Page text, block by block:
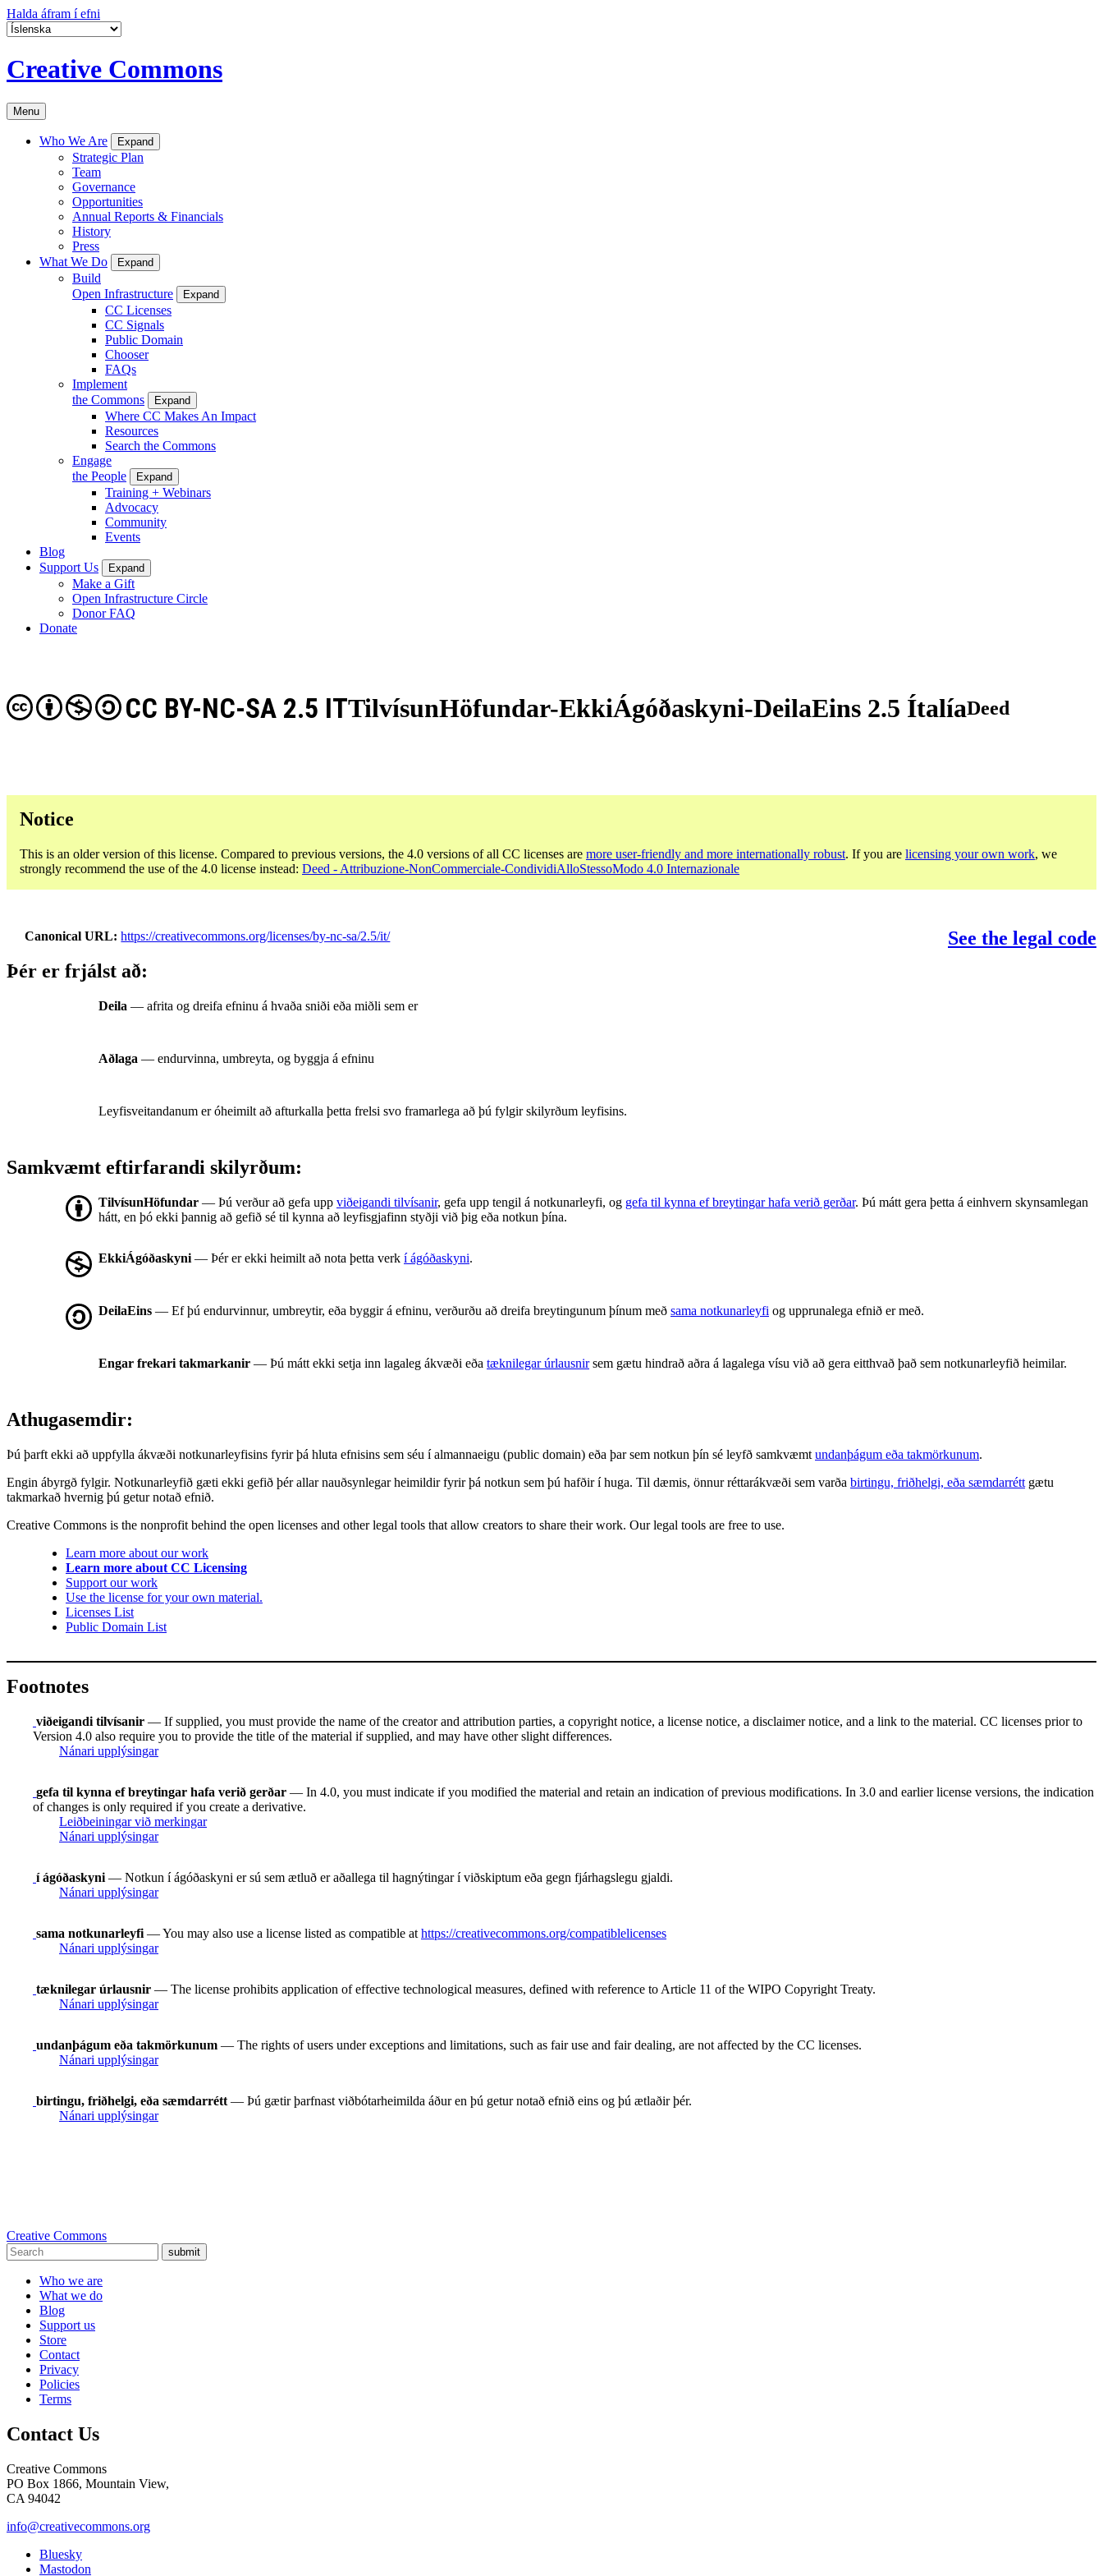
Halda áfram í efni
Creative Commons
Menu
Who We Are Expand
Strategic Plan
Team
Governance
Opportunities
Annual Reports & Financials
History
Press
What We Do
Expand
Build
Open Infrastructure
Expand
CC Licenses
CC Signals
Public Domain
Chooser
FAQs
Implement
the Commons
Expand
Where CC Makes An Impact
Resources
Search the Commons
Engage
the People
Expand
Training + Webinars
Advocacy
Community
Events
Blog
Support Us
Expand
Make a Gift
Open Infrastructure Circle
Donor FAQ
Donate
TilvísunHöfundar-EkkiÁgóðaskyni-DeilaEins 2.5 Ítalía
CC BY-NC-SA 2.5 IT Deed
Notice
This is an older version of this license. Compared to previous versions, the 4.0 versions of all CC licenses are more user-friendly and more internationally robust. If you are licensing your own work, we
strongly recommend the use of the 4.0 license instead: Deed - Attribuzione-NonCommerciale-CondividiAlloStessoModo 4.0 Internazionale
Canonical URL https://creativecommons.org/licenses/by-nc-sa/2.5/it/
See the legal code
Þér er frjálst að:
Deila — afrita og dreifa efninu á hvaða sniði eða miðli sem er
Aðlaga — endurvinna, umbreyta, og byggja á efninu
Leyfisveitandanum er óheimilt að afturkalla þetta frelsi svo framarlega að þú fylgir skilyrðum leyfisins.
Samkvæmt eftirfarandi skilyrðum:
TilvísunHöfundar — Þú verður að gefa upp viðeigandi tilvísanir, gefa upp tengil á notkunarleyfi, og gefa til kynna ef breytingar hafa verið gerðar. Þú mátt gera þetta á einhvern skynsamlegan
hátt, en þó ekki þannig að gefið sé til kynna að leyfisgjafinn styðji við þig eða notkun þína.
EkkiÁgóðaskyni — Þér er ekki heimilt að nota þetta verk í ágóðaskyni.
DeilaEins — Ef þú endurvinnur, umbreytir, eða byggir á efninu, verðurðu að dreifa breytingunum þínum með sama notkunarleyfi og upprunalega efnið er með.
Engar frekari takmarkanir — Þú mátt ekki setja inn lagaleg ákvæði eða tæknilegar úrlausnirsem gætu hindrað aðra á lagalega vísu við að gera eitthvað það sem notkunarleyfið heimilar.
Athugasemdir:
Þú þarft ekki að uppfylla ákvæði notkunarleyfisins fyrir þá hluta efnisins sem séu í almannaeigu (public domain) eða þar sem notkun þín sé leyfð samkvæmt undanþágum eða takmörkunum.
Engin ábyrgð fylgir. Notkunarleyfið gæti ekki gefið þér allar nauðsynlegar heimildir fyrir þá notkun sem þú hafðir í huga. Til dæmis, önnur réttarákvæði sem varða birtingu, friðhelgi, eða sæmdarrétt gætu
takmarkað hvernig þú getur notað efnið.
Creative Commons is the nonprofit behind the open licenses and other legal tools that allow creators to share their work. Our legal tools are free to use.
Learn more about our work
Learn more about CC Licensing
Support our work
Use the license for your own material.
Licenses List
Public Domain List
Footnotes
viðeigandi tilvísanir — If supplied, you must provide the name of the creator and attribution parties, a copyright notice, a license notice, a disclaimer notice, and a link to the material. CC licenses prior to
Version 4.0 also require you to provide the title of the material if supplied, and may have other slight differences.
Nánari upplýsingar
gefa til kynna ef breytingar hafa verið gerðar — In 4.0, you must indicate if you modified the material and retain an indication of previous modifications. In 3.0 and earlier license versions, the indication
of changes is only required if you create a derivative.
Leiðbeiningar við merkingar
Nánari upplýsingar
í ágóðaskyni — Notkun í ágóðaskyni er sú sem ætluð er aðallega til hagnýtingar í viðskiptum eða gegn fjárhagslegu gjaldi.
Nánari upplýsingar
sama notkunarleyfi — You may also use a license listed as compatible at https://creativecommons.org/compatiblelicenses
Nánari upplýsingar
tæknilegar úrlausnir — The license prohibits application of effective technological measures, defined with reference to Article 11 of the WIPO Copyright Treaty.
Nánari upplýsingar
undanþágum eða takmörkunum — The rights of users under exceptions and limitations, such as fair use and fair dealing, are not affected by the CC licenses.
Nánari upplýsingar
birtingu, friðhelgi, eða sæmdarrétt — Þú gætir þarfnast viðbótarheimilda áður en þú getur notað efnið eins og þú ætlaðir þér.
Nánari upplýsingar
Creative Commons
submit
Who we are
What we do
Blog
Support us
Store
Contact
Privacy
Policies
Terms
Contact Us
Creative Commons
PO Box 1866, Mountain View,
CA 94042
info@creativecommons.org
Bluesky
Mastodon